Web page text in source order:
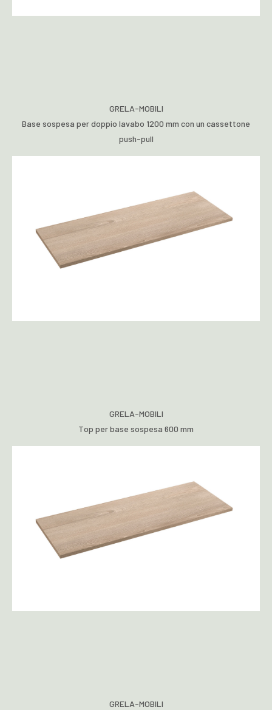
GRELA-MOBILI
Base sospesa per doppio lavabo 1200 mm con un cassettone
push-pull
GRELA-MOBILI
Top per base sospesa 600 mm
GRELA-MOBILI